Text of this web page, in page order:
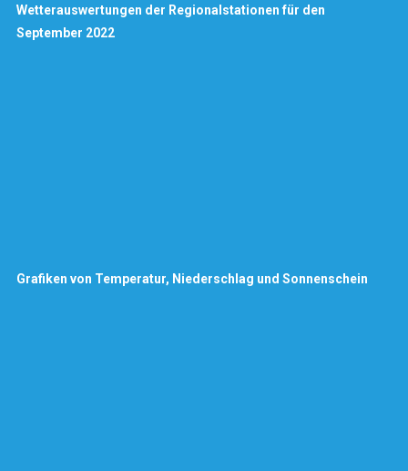
Wetterauswertungen der Regionalstationen für den
September 2022
Grafiken von Temperatur, Niederschlag und Sonnenschein